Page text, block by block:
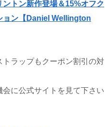
ントン新作登場＆15%オフク
ョン【Daniel Wellington
ラップもクーポン割引の対
に公式サイトを見て下さい